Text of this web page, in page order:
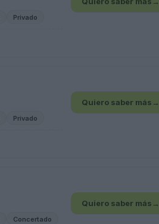
Privado
Privado
Quiero saber más →
Concertado
Quiero saber más →